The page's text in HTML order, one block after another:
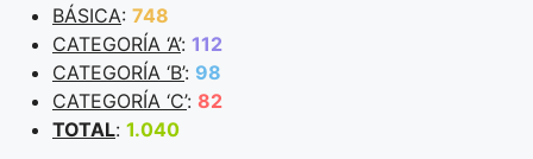
BÁSICA: 748
CATEGORÍA ‘A’: 112
CATEGORÍA ‘B’: 98
CATEGORÍA ‘C’: 82
TOTAL: 1.040